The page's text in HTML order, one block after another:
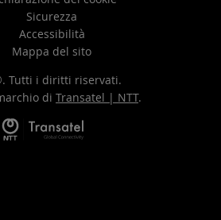
Sicurezza
Accessibilità
Mappa del sito
Tutti i diritti riservati.
di Transatel | NTT.